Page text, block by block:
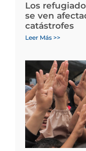
Los
se ven
catástrofes
Leer Más >>